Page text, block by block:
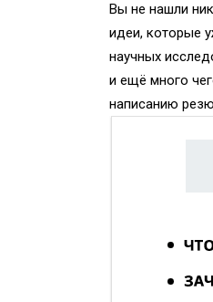
Вы не нашли
идеи, которые
научных
и ещё много
написанию